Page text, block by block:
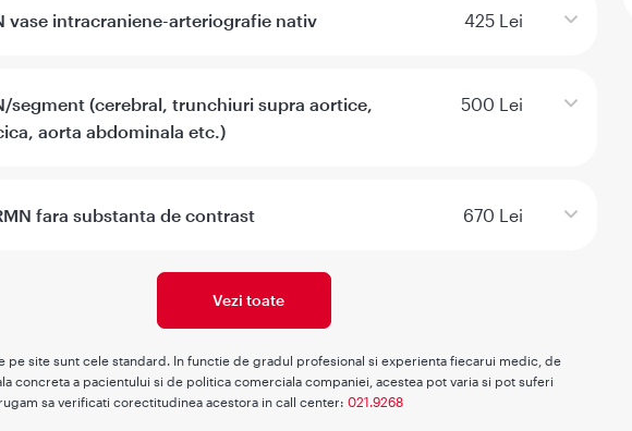
vase intracraniene-arteriografie nativ 425 Lei
segment (cerebral, trunchiuri supra aortice,
aorta abdominala etc.)
500 Lei
fara substanta de contrast 670 Lei
Vezi toate
pe site sunt cele standard. In functie de gradul profesional si experienta fiecarui medic, de
concreta a pacientului si de politica comerciala companiei, acestea pot varia si pot suferi
sa verificati corectitudinea acestora in call center: 021.9268